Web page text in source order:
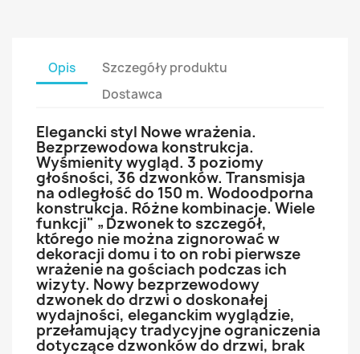
Opis
Szczegóły produktu
Dostawca
Elegancki styl Nowe wrażenia.
Bezprzewodowa konstrukcja.
Wyśmienity wygląd. 3 poziomy
głośności, 36 dzwonków. Transmisja
na odległość do 150 m. Wodoodporna
konstrukcja. Różne kombinacje. Wiele
funkcji" „Dzwonek to szczegół,
którego nie można zignorować w
dekoracji domu i to on robi pierwsze
wrażenie na gościach podczas ich
wizyty. Nowy bezprzewodowy
dzwonek do drzwi o doskonałej
wydajności, eleganckim wyglądzie,
przełamujący tradycyjne ograniczenia
dotyczące dzwonków do drzwi, brak